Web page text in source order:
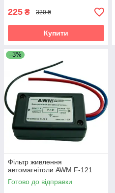
225 ₴ 320 ₴
Купити
–3%
Фільтр живлення
автомагнітоли AWM F-121
Готово до відправки